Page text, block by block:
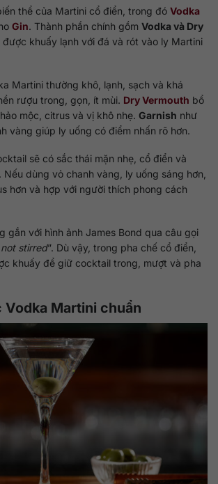
thể của Martini cổ điển, trong đó Vodka
Gin. Thành phần chính gồm Vodka và Dry
được khuấy lạnh với đá và rót vào ly Martini
Martini thường khô, lạnh, sạch và khá
rượu trong, gọn, ít mùi. Dry Vermouth bổ
mộc, citrus và vị khô nhẹ. Garnish như
vàng giúp ly uống có điểm nhấn rõ hơn.
sẽ có sắc thái mặn nhẹ, cổ điển và
dùng vỏ chanh vàng, ly uống sáng hơn,
hơn và hợp với người thích phong cách
gắn với hình ảnh James Bond qua câu gọi
stirred”. Dù vậy, trong pha chế cổ điển,
khuấy để giữ cocktail trong, mượt và pha
Vodka Martini chuẩn